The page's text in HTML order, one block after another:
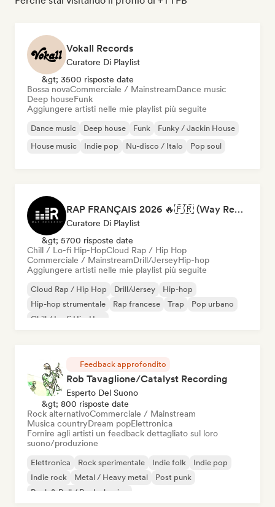
Vokall Records
Curatore Di Playlist
&gt; 3500 risposte date
Bossa novaCommerciale / MainstreamDance music
Deep houseFunk
Aggiungere artisti nelle mie playlist più seguite
Dance music Deep house Funk
Funky / Jackin House
House music
Indie pop Nu-disco / Italo Pop soul
RAP FRANÇAIS 2026 🔥🇫🇷 (Way Records)
Curatore Di Playlist
&gt; 5700 risposte date
Chill / Lo-fi Hip-HopCloud Rap / Hip Hop
Commerciale / MainstreamDrill/JerseyHip-hop
Aggiungere artisti nelle mie playlist più seguite
Cloud Rap / Hip Hop Drill/Jersey
Hip-hop
Hip-hop strumentale
Rap francese Trap
Pop urbano
Chill / Lo-fi Hip-Hop
Feedback approfondito
Rob Tavaglione/Catalyst Recording
Esperto Del Suono
&gt; 800 risposte date
Rock alternativoCommerciale / Mainstream
Musica countryDream popElettronica
Fornire agli artisti un feedback dettagliato sul loro
suono/produzione
Elettronica Rock sperimentale Indie folk
Indie pop
Indie rock
Metal / Heavy metal
Post punk
Rock & Roll / Rock classico